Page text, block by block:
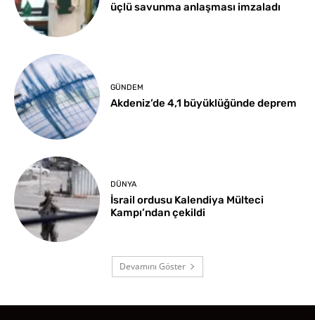
üçlü savunma anlaşması imzaladı
GÜNDEM
Akdeniz’de 4,1 büyüklüğünde deprem
DÜNYA
İsrail ordusu Kalendiya Mülteci
Kampı’ndan çekildi
Devamını Göster